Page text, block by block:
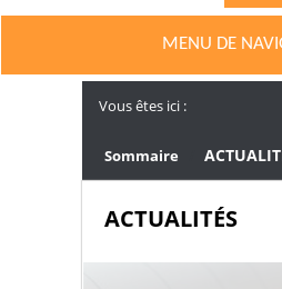
MENU DE
Vous êtes ici :
Sommaire
ACTUALITÉS